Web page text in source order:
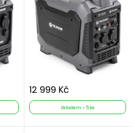
12 999 Kč
Skladem > 5 ks